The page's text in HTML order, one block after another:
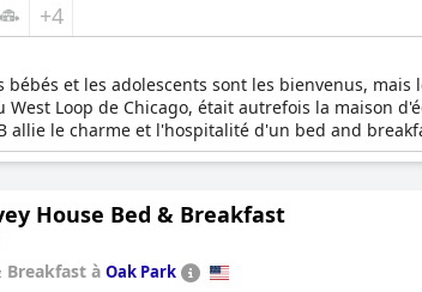
+4
et les adolescents sont les bienvenus,
Loop de Chicago, était autrefois la maison
allie le charme et l'hospitalité d'un bed and
exceptionnel et laissez-vous tenter par l'un des
un week-end romantique. Toutes les
à manger tout au long de leur séjour. La
11 chambres, ce qui est parfait pour les
un service personnalisé et des options de
House Bed & Breakfast
Breakfast à Oak Park